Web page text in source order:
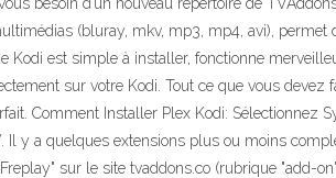
(bluray, mkv, mp3, mp4, avi),
Kodi est simple à installer, fonctionne
sur votre Kodi. Tout ce que vous
Comment Installer Plex Kodi: Sélectionnez
y a quelques extensions plus ou moins
sur le site tvaddons.co (rubrique "add-